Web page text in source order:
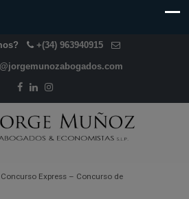
+(34) 963940915
Express – Concurso de